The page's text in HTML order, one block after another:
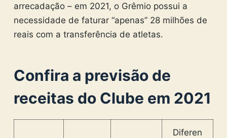
arrecadação – em 2021, o Grêmio possui a
necessidade de faturar “apenas” 28 milhões de
reais com a transferência de atletas.
Confira a previsão de
receitas do Clube em 2021
Diferen